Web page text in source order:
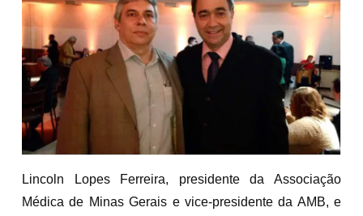
Lincoln Lopes Ferreira, presidente da Associação
Médica de Minas Gerais e vice-presidente da AMB, e